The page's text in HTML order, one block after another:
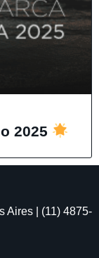
2025
Aires | (11) 4875-